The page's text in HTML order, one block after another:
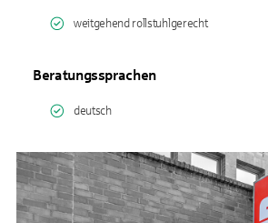
weitgehend rollstuhlgerecht
Beratungssprachen
deutsch